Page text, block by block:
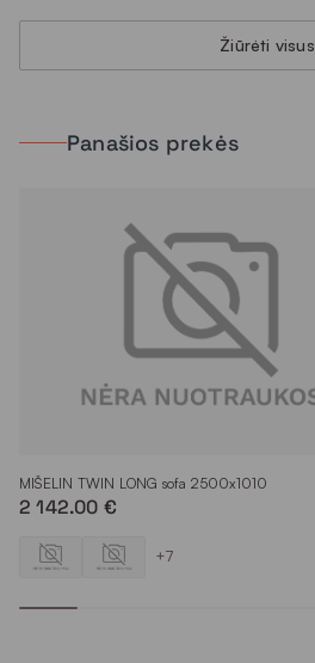
Žiūrėti visus
Panašios prekės
MIŠELIN TWIN LONG sofa 2500x1010
2 142.00 €
+7